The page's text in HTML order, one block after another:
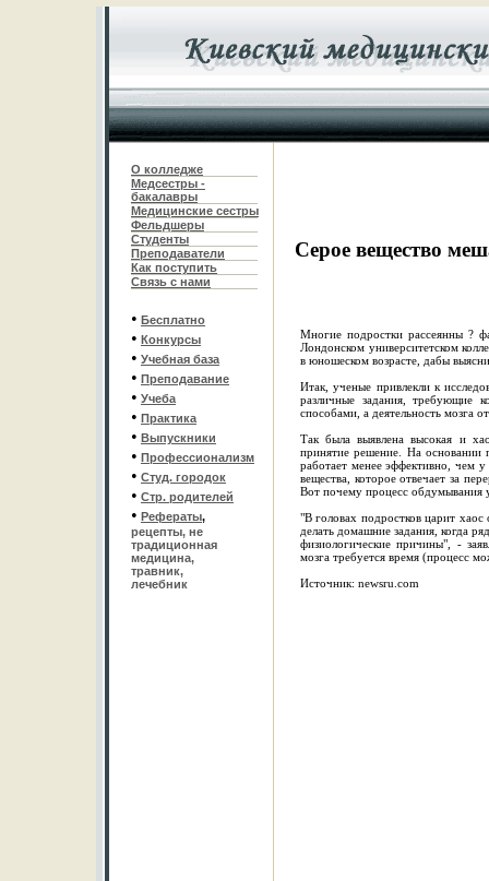
О колледже
Медсестры -
бакалавры
Медицинские сестры
Фельдшеры
Студенты
Преподаватели
Как поступить
Связь с нами
• Бесплатно
• Конкурсы
• Учебная база
• Преподавание
• Учеба
• Практика
• Выпускники
• Профессионализм
• Студ. городок
• Стр. родителей
• Рефераты,
рецепты, не
традиционная
медицина,
травник,
лечебник
Серое вещество
Многие подростки рассеянны ?
Лондонском университетском
в юношеском возрасте, дабы
Итак, ученые привлекли к
различные задания, требующие
способами, а деятельность мозга
Так была выявлена высокая и
принятие решение. На основании
работает менее эффективно, чем
вещества, которое отвечает за
Вот почему процесс обдумывания
"В головах подростков царит
делать домашние задания, когда
физиологические причины", -
мозга требуется время (процесс
Источник: newsru.com